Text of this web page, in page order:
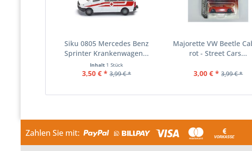
Siku 0805 Mercedes Benz
Sprinter Krankenwagen...
Inhalt 1 Stück
3,50 € * 3,99 € *
Majorette VW Beetle
rot - Street Cars...
3,00 € * 3,99 € *
Zahlen Sie mit: